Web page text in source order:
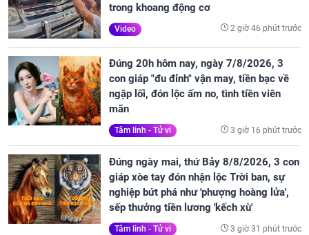
trong khoang động cơ
Video 2 giờ 46 phút trước
Đúng 20h hôm nay, ngày 7/8/2026, 3
con giáp "đu đỉnh" vận may, tiền bạc về
ngập lối, đón lộc ấm no, tình tiền viên
mãn
Tâm linh - Tử vi 3 giờ 16 phút trước
Đúng ngày mai, thứ Bảy 8/8/2026, 3 con
giáp xòe tay đón nhận lộc Trời ban, sự
nghiệp bứt phá như 'phượng hoàng lửa',
sếp thưởng tiền lương 'kếch xù'
Tâm linh - Tử vi 3 giờ 31 phút trước